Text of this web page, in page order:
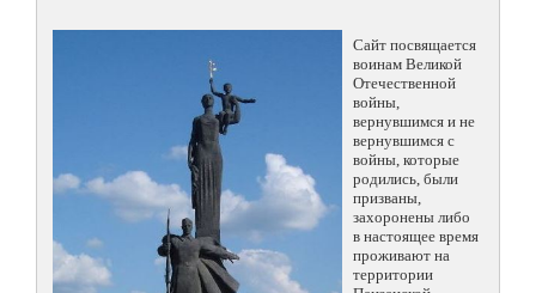
Сайт посвящается
воинам Великой
Отечественной
войны,
вернувшимся и не
вернувшимся с
войны, которые
родились, были
призваны,
захоронены либо
в настоящее время
проживают на
территории